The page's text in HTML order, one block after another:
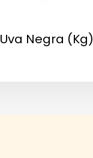
Uva Negra (kg)